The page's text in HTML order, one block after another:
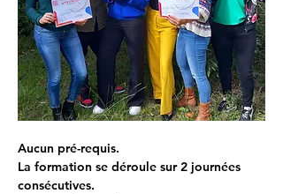
Aucun pré-requis.
La formation se déroule sur 2 journées
consécutives.